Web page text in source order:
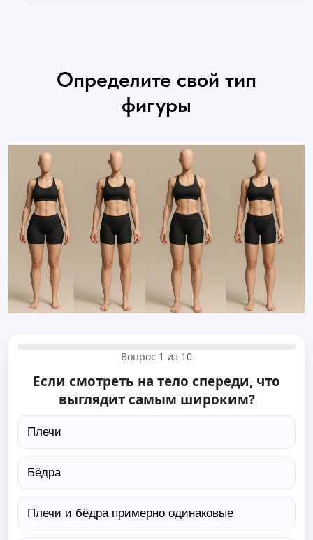
Определите свой тип
фигуры
Вопрос 1 из 10
Если смотреть на тело спереди, что
выглядит самым широким?
Плечи
Бёдра
Плечи и бёдра примерно одинаковые